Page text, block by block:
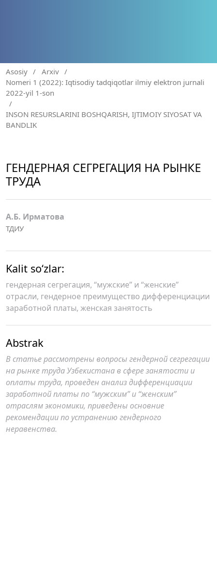
Asosiy / Arxiv /
Nomeri 1 (2022): Iqtisodiy tadqiqotlar ilmiy elektron jurnali
2022-yil 1-son
/
INSON RESURSLARINI BOSHQARISH, IJTIMOIY SIYOSAT VA
BANDLIK
ГЕНДЕРНАЯ СЕГРЕГАЦИЯ НА РЫНКЕ
ТРУДА
А.Б. Ирматова
ТДИУ
Kalit so‘zlar:
гендерная сегрегация, “мужские” и “женские”
отрасли, гендерное преимущество дифференциации
заработной платы, женская занятость
Abstrak
В статье рассмотрены вопросы гендерной сегрегации
на рынке труда Узбекистана в сфере занятости и
оплаты труда, проведен анализ дифференциации
заработной платы по “мужским” и “женским”
отраслям экономики, приведены основние
рекомендации по устранению гендерного
неравенства.